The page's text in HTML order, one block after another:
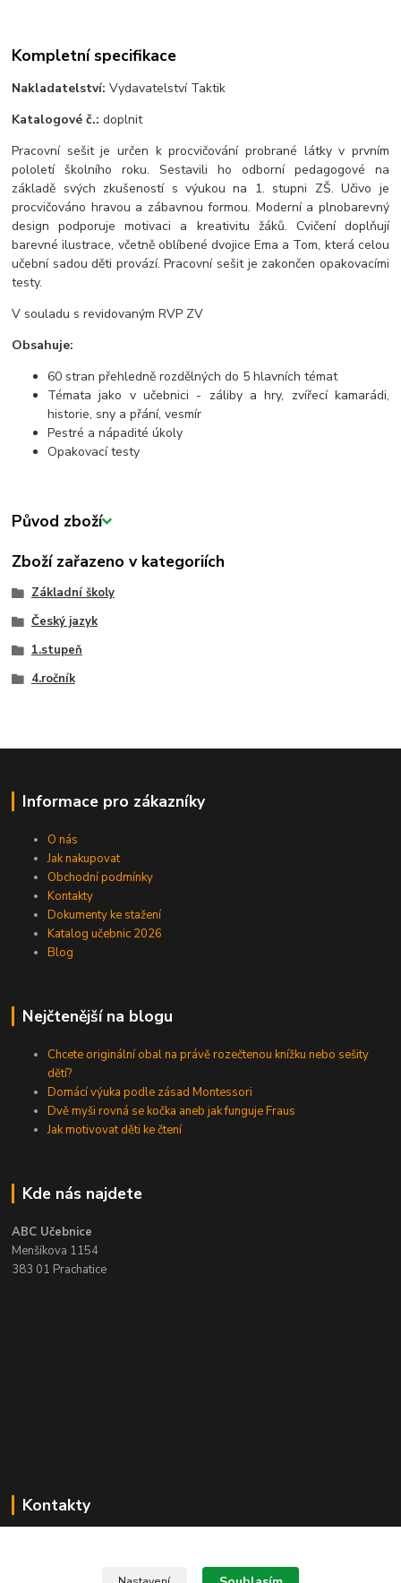
Kompletní specifikace
Nakladatelství: Vydavatelství Taktik
Katalogové č.: doplnit
Pracovní sešit je určen k procvičování probrané látky v prvním
pololetí školního roku. Sestavili ho odborní pedagogové na
základě svých zkušeností s výukou na 1. stupni ZŠ. Učivo je
procvičováno hravou a zábavnou formou. Moderní a plnobarevný
design podporuje motivaci a kreativitu žáků. Cvičení doplňují
barevné ilustrace, včetně oblíbené dvojice Ema a Tom, která celou
učební sadou děti provází. Pracovní sešit je zakončen opakovacími
testy.
V souladu s revidovaným RVP ZV
Obsahuje:
60 stran přehledně rozdělných do 5 hlavních témat
Témata jako v učebnici - záliby a hry, zvířecí kamarádi,
historie, sny a přání, vesmír
Pestré a nápadité úkoly
Opakovací testy
Původ zboží
Zboží zařazeno v kategoriích
Základní školy
Český jazyk
1.stupeň
4.ročník
Informace pro zákazníky
O nás
Jak nakupovat
Obchodní podmínky
Kontakty
Dokumenty ke stažení
Katalog učebnic 2026
Blog
Nejčtenější na blogu
Chcete originální obal na právě rozečtenou knížku nebo sešity
dětí?
Domácí výuka podle zásad Montessori
Dvě myši rovná se kočka aneb jak funguje Fraus
Jak motivovat děti ke čtení
Kde nás najdete
ABC Učebnice
Menšíkova 1154
383 01 Prachatice
Kontakty
(Po-Pá, 8-16 hod.)